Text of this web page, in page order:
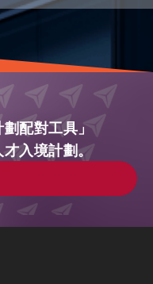
配對工具」
入境計劃。